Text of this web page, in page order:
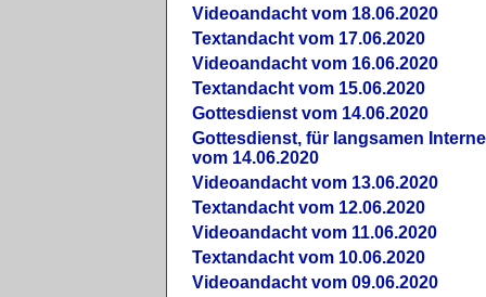
Videoandacht vom 18.06.2020
Textandacht vom 17.06.2020
Videoandacht vom 16.06.2020
Textandacht vom 15.06.2020
Gottesdienst vom 14.06.2020
Gottesdienst, für langsamen
vom 14.06.2020
Videoandacht vom 13.06.2020
Textandacht vom 12.06.2020
Videoandacht vom 11.06.2020
Textandacht vom 10.06.2020
Videoandacht vom 09.06.2020